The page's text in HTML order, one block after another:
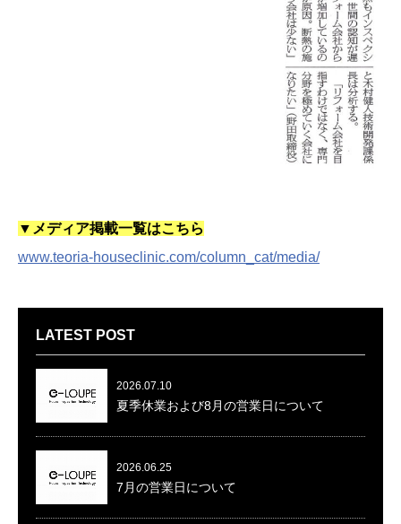
▼メディア掲載一覧はこちら
www.teoria-houseclinic.com/column_cat/media/
LATEST POST
2026.07.10
夏季休業および8月の営業日について
2026.06.25
7月の営業日について